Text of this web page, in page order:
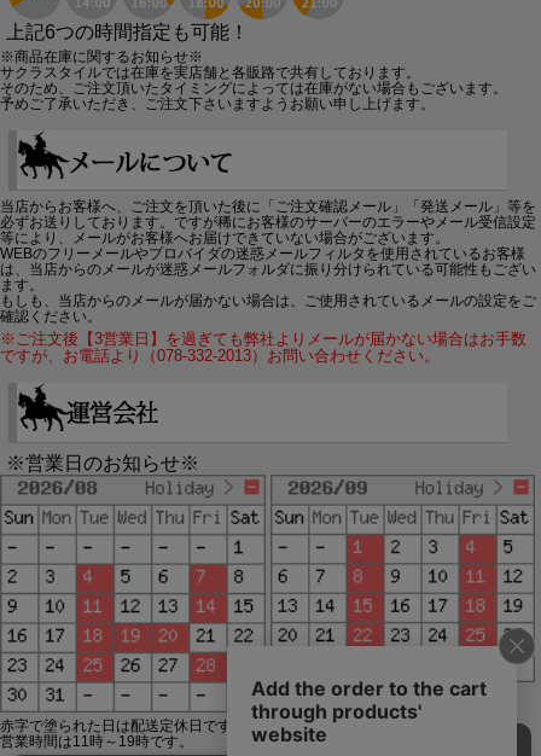
上記6つの時間指定も可能！
※商品在庫に関するお知らせ※
サクラスタイルでは在庫を実店舗と各販路で共有しております。
そのため、ご注文頂いたタイミングによっては在庫がない場合もございます。
予めご了承いただき、ご注文下さいますようお願い申し上げます。
当店からお客様へ、ご注文を頂いた後に「ご注文確認メール」「発送メール」等を
必ずお送りしております。ですが稀にお客様のサーバーのエラーやメール受信設定
等により、メールがお客様へお届けできていない場合がございます。
WEBのフリーメールやプロバイダの迷惑メールフィルタを使用されているお客様
は、当店からのメールが迷惑メールフォルダに振り分けられている可能性もござい
ます。
もしも、当店からのメールが届かない場合は、ご使用されているメールの設定をご
確認ください。
※ご注文後【3営業日】を過ぎても弊社よりメールが届かない場合はお手数
ですが、お電話より（078-332-2013）お問い合わせください。
※営業日のお知らせ※
赤字で塗られた日は配送定休日です。
営業時間は11時～19時です。